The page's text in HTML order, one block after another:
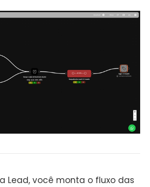
Lead, você monta o fluxo das